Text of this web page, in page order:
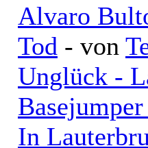
Alvaro
Tod - von
Unglück -
In